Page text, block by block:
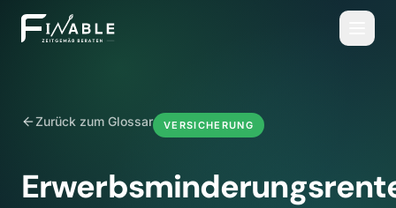
Zurück zum Glossar VERSICHERUNG